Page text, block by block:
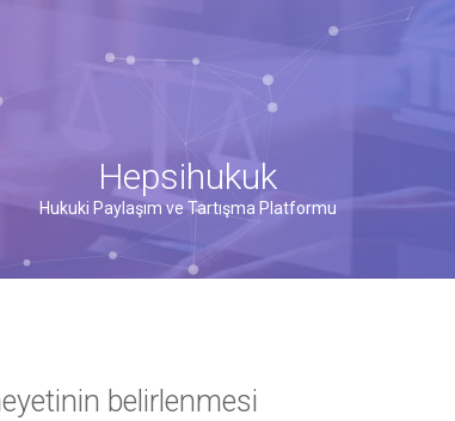
Hepsihukuk
Hukuki Paylaşım ve Tartışma Platformu
belirlenmesi